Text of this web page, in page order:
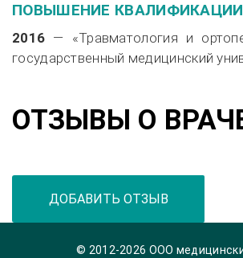
ПОВЫШЕНИЕ КВАЛИФИКАЦИИ
2016 — «Травматология и
государственный медицинский
ОТЗЫВЫ О
ДОБАВИТЬ ОТЗЫВ
© 2012-2026 ООО